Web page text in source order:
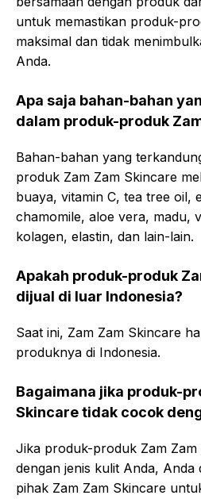
untuk memastikan produk-
maksimal dan tidak
Anda.
Apa saja bahan-bahan
dalam produk-produk
Bahan-bahan yang
produk Zam Zam Skincare
buaya, vitamin C, tea tree oil,
chamomile, aloe vera, madu,
kolagen, elastin, dan lain-lain.
Apakah produk-produk
dijual di luar Indonesia?
Saat ini, Zam Zam Skincare
produknya di Indonesia.
Bagaimana jika produk-
Skincare tidak cocok
Jika produk-produk Zam
dengan jenis kulit Anda, Anda
pihak Zam Zam Skincare